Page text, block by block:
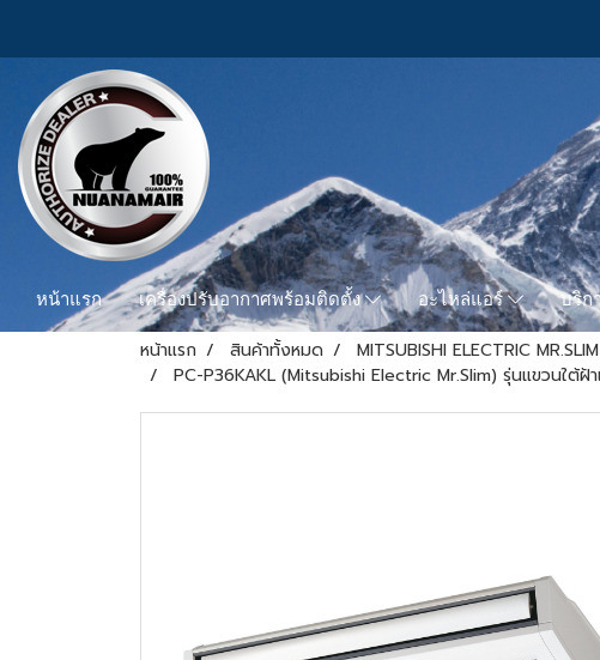
หน้าแรก เครื่องปรับอากาศพร้อมติดตั้ง อะไหล่แอร์ บริก
หน้าแรก สินค้าทั้งหมด MITSUBISHI ELECTRIC
PC-P36KAKL (Mitsubishi Electric Mr.Slim) รุ่นแขวนใต้